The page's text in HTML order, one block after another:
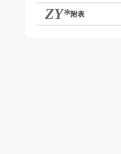
ZY*附表